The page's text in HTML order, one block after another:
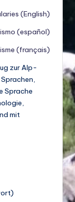
(English)
(español)
(français)
zur Alp-
Sprache
mit